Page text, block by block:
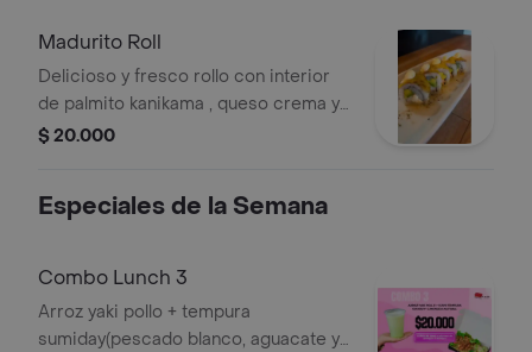
Madurito Roll
Delicioso y fresco rollo con interior
de palmito kanikama , queso crema y
aguacate con topping de platano
maracuya
$ 20.000
Especiales de la Semana
Combo Lunch 3
Arroz yaki pollo + tempura
sumiday(pescado blanco, aguacate y